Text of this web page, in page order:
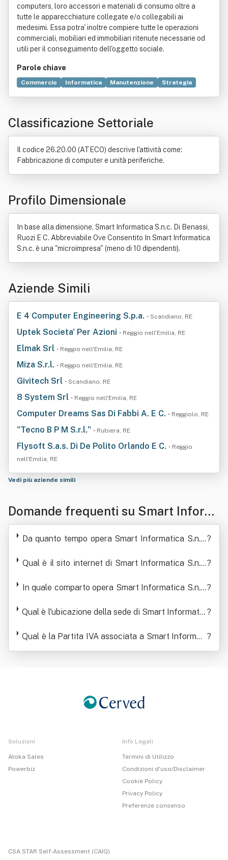
computers, loro accessori e materiali di consumo oltre a
tutte le apparecchiature collegate e/o collegabili ai
medesimi. Essa potra' inoltre compiere tutte le operazioni
commerciali, mobiliari ed immobiliari ritenute necessarie od
utili per il conseguimento dell'oggetto sociale.
Parole chiave
Commercio Informatica Manutenzione
Strategia
Classificazione Settoriale
Il codice 26.20.00 (ATECO) descrive l'attività come:
Fabbricazione di computer e unità periferiche.
Profilo Dimensionale
In base alla dimensione, Smart Informatica S.n.c. Di Benassi,
Ruozi E C. Abbreviabile Ove Consentito In Smart Informatica
S.n.c. è una "microimpresa" (meno di 10 dipendenti).
Aziende Simili
E 4 Computer Engineering S.p.a. • Scandiano, RE
Uptek Societa' Per Azioni • Reggio nell'Emilia, RE
Elmak Srl • Reggio nell'Emilia, RE
Miza S.r.l. • Reggio nell'Emilia, RE
Givitech Srl • Scandiano, RE
8 System Srl • Reggio nell'Emilia, RE
Computer Dreams Sas Di Fabbi A. E C. • Reggiolo, RE
"Tecno B P M S.r.l." • Rubiera, RE
Flysoft S.a.s. Di De Polito Orlando E C. • Reggio
nell'Emilia, RE
Vedi più aziende simili
Domande frequenti su Smart Inform
atica S.n.c. Di Benassi, Ruozi E C. Abb
reviabile Ove Consentito In Smart Inf
ormatica S.n.c.
Da quanto tempo opera Smart Informatica S.n.c.
o In Smart Informatica S.n.c.
?
Qual è il sito internet di Smart Informatica S.n.c.
o In Smart Informatica S.n.c.
?
In quale comparto opera Smart Informatica S.n.c.
o In Smart Informatica S.n.c.
?
Qual è l'ubicazione della sede di Smart Informatic
onsentito In Smart Informatica S.n.c.
?
Qual è la Partita IVA associata a Smart Informati
ca S.n.c. Di Benassi, Ruozi E C. Abbreviabile Ove
?
Soluzioni
Atoka Sales
Powerbiz
Info Legali
Termini di Utilizzo
Condizioni d'uso/Disclaimer
Cookie Policy
Privacy Policy
Preferenze consenso
CSA STAR Self-Assessment (CAIQ)